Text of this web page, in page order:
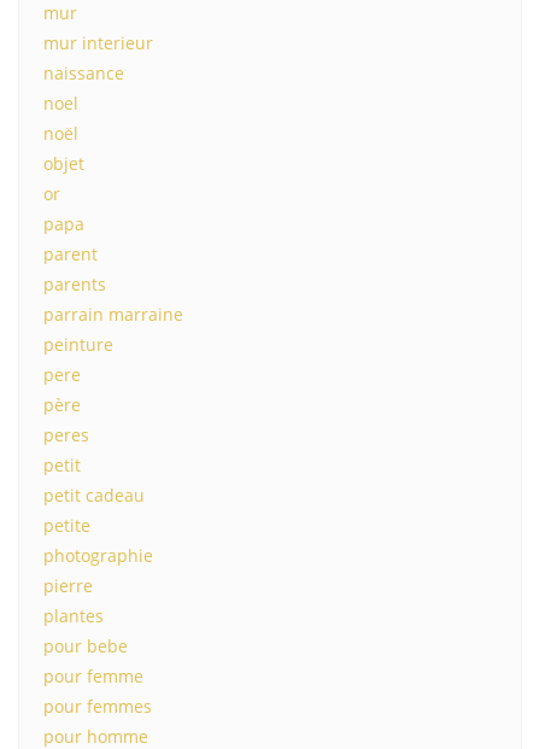
mur
mur interieur
naissance
noel
noël
objet
or
papa
parent
parents
parrain marraine
peinture
pere
père
peres
petit
petit cadeau
petite
photographie
pierre
plantes
pour bebe
pour femme
pour femmes
pour homme